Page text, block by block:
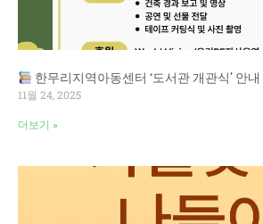
한무리지역아동센터 ‘도서관 개관식’ 안내
11월 24, 2025
더보기 »